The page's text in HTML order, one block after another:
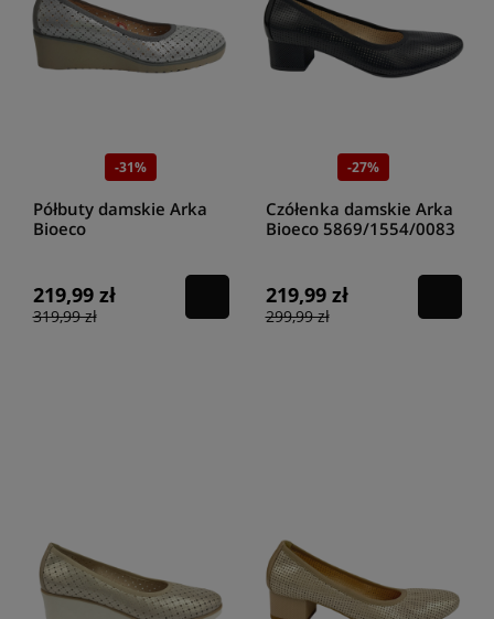
-31%
Półbuty damskie Arka
Bioeco
219,99 zł
319,99 zł
-27%
Czółenka damskie Arka
Bioeco 5869/1554/0083
219,99 zł
299,99 zł